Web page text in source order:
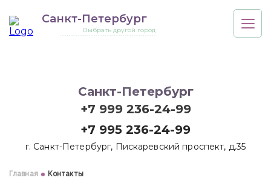
Санкт-Петербург
Выбрать другой город
Санкт-Петербург
+7 999 236-24-99
+7 995 236-24-99
г. Санкт-Петербург, Пискаревский проспект, д.35
Главная Контакты